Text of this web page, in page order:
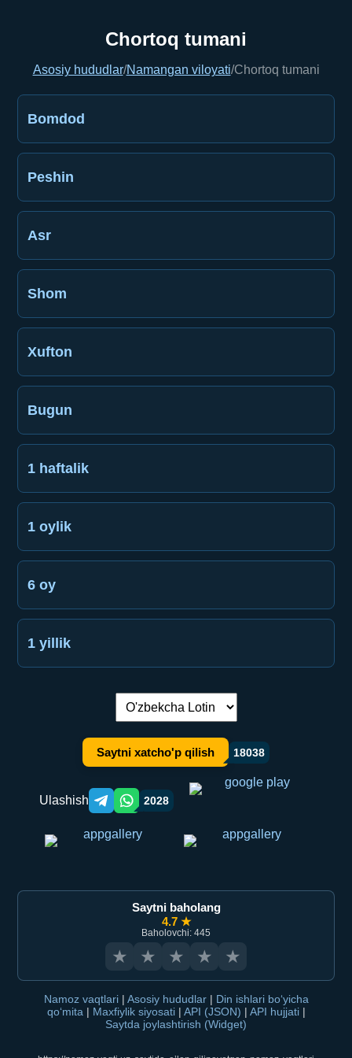
Chortoq tumani
Asosiy hududlar/Namangan viloyati/Chortoq tumani
Bomdod
Peshin
Asr
Shom
Xufton
Bugun
1 haftalik
1 oylik
6 oy
1 yillik
Tilni almashtirish:
Saytni xatcho'p qilish 18038
Ulashish Telegram orqali ulashish
WhatsApp orqali ulashish
2028
Saytni baholang
4.7 ★
Baholovchi: 445
★ ★ ★ ★ ★
Namoz vaqtlari | Asosiy hududlar | Din ishlari bo‘yicha
qo‘mita | Maxfiylik siyosati | API (JSON) | API hujjati |
Saytda joylashtirish (Widget)